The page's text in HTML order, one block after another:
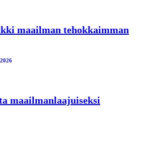
maailman tehokkaimman
maailmanlaajuiseksi